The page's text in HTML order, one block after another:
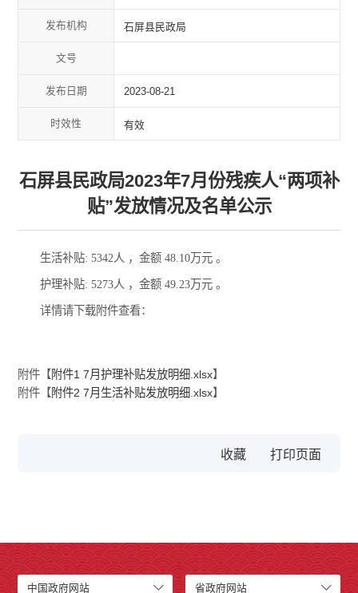
发布机构 石屏县民政局
文号
发布日期 2023-08-21
时效性 有效
石屏县民政局2023年7月份残疾人“两项补
贴”发放情况及名单公示
生活补贴: 5342人 ，金额 48.10万元 。
护理补贴: 5273人 ，金额 49.23万元 。
详情请下载附件查看：
附件【附件1 7月护理补贴发放明细.xlsx】
附件【附件2 7月生活补贴发放明细.xlsx】
收藏
中国政府网站 省政府网站